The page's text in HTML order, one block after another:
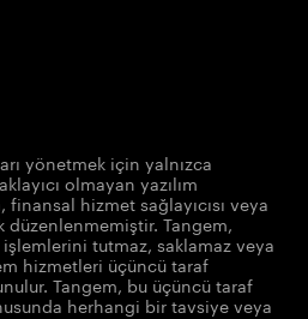
yönetmek için yalnızca
olmayan yazılım
hizmet sağlayıcısı veya
düzenlenmemiştir. Tangem,
işlemlerini tutmaz, saklamaz veya
hizmetleri üçüncü taraf
Tangem, bu üçüncü taraf
herhangi bir tavsiye veya